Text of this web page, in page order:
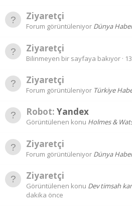
Ziyaretçi
Forum görüntüleniyor Dünya
Ziyaretçi
Bilinmeyen bir sayfaya bakıyor
Ziyaretçi
Forum görüntüleniyor Türkiye
Robot: Yandex
Görüntülenen konu Holmes &
Ziyaretçi
Forum görüntüleniyor Dünya
Ziyaretçi
Görüntülenen konu Dev timsah
dakika önce